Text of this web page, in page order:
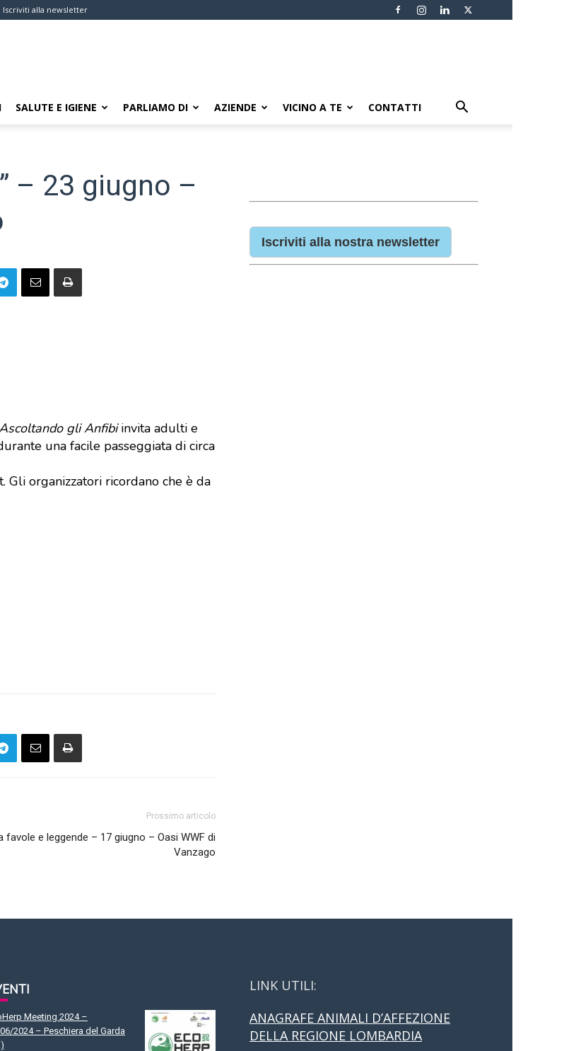
Iscriviti alla newsletter
SALUTE E IGIENE PARLIAMO DI AZIENDE VICINO A TE CONTATTI
– 23 giugno –
gli Anfibiinvita adulti e
una facile passeggiata di circa
Gli organizzatori ricordano che è da
Prossimo articolo
favole e leggende – 17 giugno – Oasi WWF di
Vanzago
Iscriviti alla nostra newsletter
Meeting 2024 –
2024 – Peschiera del Garda
LINK UTILI:
ANAGRAFE ANIMALI D’AFFEZIONE
DELLA REGIONE LOMBARDIA